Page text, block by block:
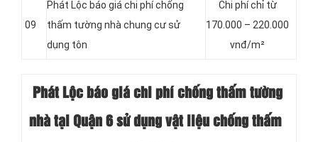
09
Phát Lộc báo giá chi phí chống
thấm tường nhà chung cư sử
dụng tôn
Chi phí chỉ từ
170.000 – 220.000
vnđ/m²
Phát Lộc báo giá chi phí chống thấmtường
nhà tại Quận 6 sử dụng vật liệu chống thấm